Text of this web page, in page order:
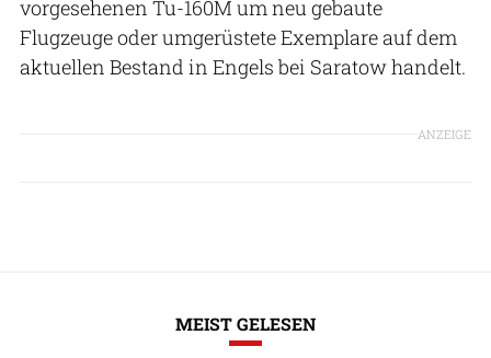
vorgesehenen Tu-160M um neu gebaute
Flugzeuge oder umgerüstete Exemplare auf dem
aktuellen Bestand in Engels bei Saratow handelt.
ANZEIGE
MEIST GELESEN